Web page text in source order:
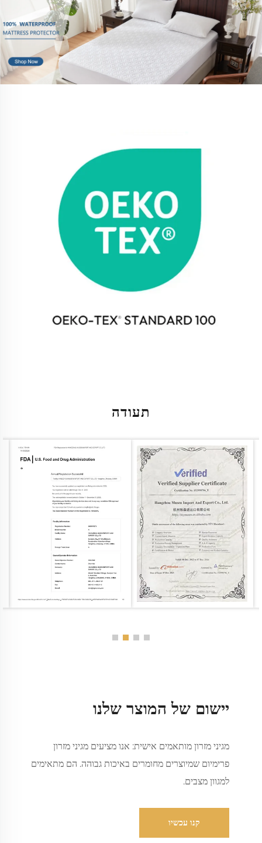
תעודה
יישום של המוצר שלנו
מגיני מזרון מותאמים אישית: אנו מציעים מגיני מזרון
פרימיום שמיוצרים מחומרים באיכות גבוהה. הם מתאימים
למגוון מצבים.
קנו עכשיו